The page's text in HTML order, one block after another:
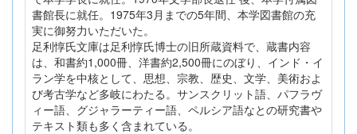
書館長に就任。1975年3月までの5年間、本学図書館の充
実に御努力いただいた。
足利惇氏文庫は足利惇氏博士の旧所蔵資料で、蔵書内容
は、和書約1,000冊、洋書約2,500冊にのぼり、インド・イ
ラン学を中核として、思想、宗教、歴史、文学、美術およ
び考古学など多岐にわたる。サンスクリット語、パフラヴ
ィー語、グジャラーティー語、ペルシア語なとの研究書や
テキスト類も多く含まれている。